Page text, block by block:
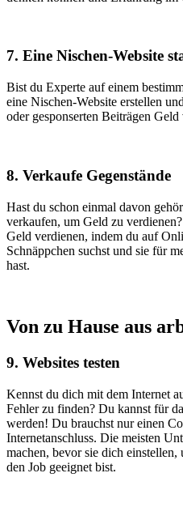
7. Eine Nischen-Website
Bist du Experte auf einem
eine Nischen-Website erstellen
oder gesponserten Beiträgen Geld
8. Verkaufe Gegenstände
Hast du schon einmal davon
verkaufen, um Geld zu
Geld verdienen, indem du auf
Schnäppchen suchst und sie für
hast.
Von zu Hause aus
9. Websites testen
Kennst du dich mit dem Internet
Fehler zu finden? Du kannst für
werden! Du brauchst nur einen
Internetanschluss. Die meisten
machen, bevor sie dich einstellen,
den Job geeignet bist.